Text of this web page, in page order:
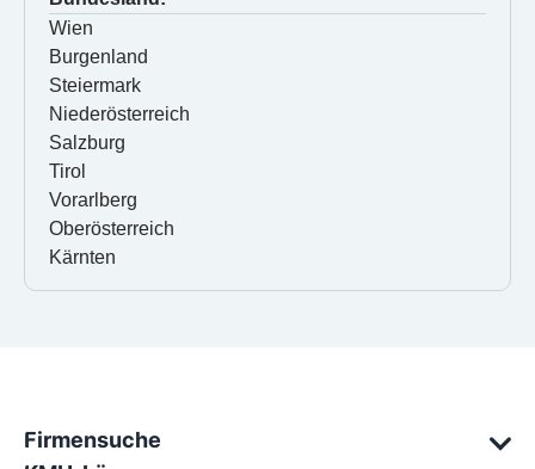
Wien
Burgenland
Steiermark
Niederösterreich
Salzburg
Tirol
Vorarlberg
Oberösterreich
Kärnten
Firmensuche